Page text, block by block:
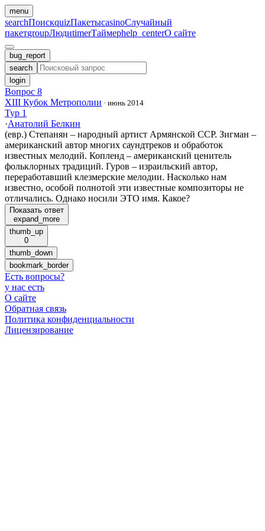
menu
searchПоискquizПакетыcasinoСлучайный
пакетgroupЛюдиtimerТаймерhelp_centerО сайте
bug_report
search
login
Вопрос 8
XIII Кубок Метрополии · июнь 2014
Тур 1
·Анатолий Белкин
(евр.) Степанян – народный артист Армянской ССР. Зигман –
американский автор многих саундтреков и обработок
известных мелодий. Копленд – американский ценитель
фольклорных традиций. Гуров – израильский автор,
переработавший клезмерские мелодии. Насколько нам
известно, особой полнотой эти известные композиторы не
отличались. Однако носили ЭТО имя. Какое?
Показать ответ
expand_more
thumb_up
0
thumb_down
bookmark_border
Есть вопросы?
у нас есть
О сайте
Обратная связь
Политика конфиденциальности
Лицензирование